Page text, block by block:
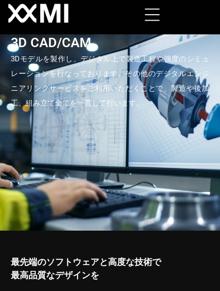
3D CAD/CAM
3Dモデルを製作し、デジタル上で製造工程や強度のシミュ
レーションを行なっております。その他のデジタルエンジ
ニアリングサービスをご利用いただくことで、製造や後加
工、組み立て全てを一貫して行います。
最先端のソフトウェアと高度な技術で
最高品質なデザインを